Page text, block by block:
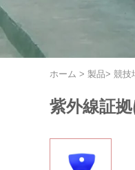
ホーム > 製品> 競技
紫外線証